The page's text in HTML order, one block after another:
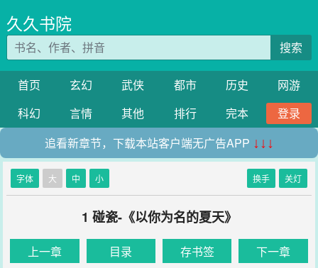
久久书院
搜索
首页 玄幻 武侠 都市 历史
网游
科幻
言情 其他 排行 完本
登录
追看新章节，下载本站客户端无广告APP ↓↓↓
字体 大 中 小 换手 关灯
1 碰瓷-《以你为名的夏天》
上一章 目录 存书签 下一章